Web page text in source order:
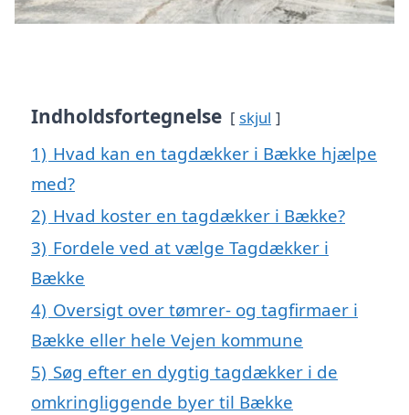
Indholdsfortegnelse skjul
1) Hvad kan en tagdækker i Bække hjælpe
med?
2) Hvad koster en tagdækker i Bække?
3) Fordele ved at vælge Tagdækker i
Bække
4) Oversigt over tømrer- og tagfirmaer i
Bække eller hele Vejen kommune
5) Søg efter en dygtig tagdækker i de
omkringliggende byer til Bække